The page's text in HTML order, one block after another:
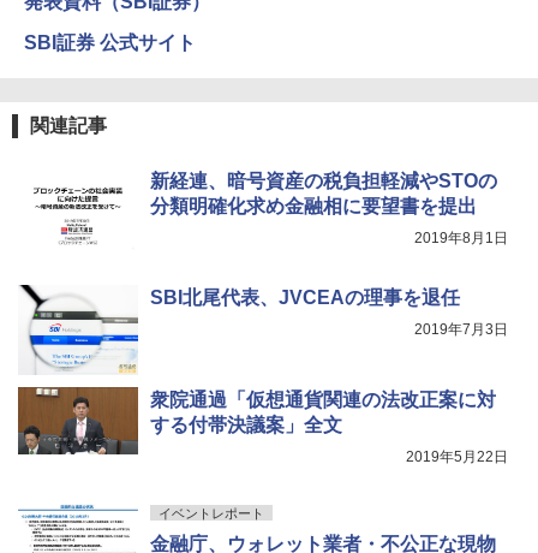
SBI証券 公式サイト
関連記事
新経連、暗号資産の税負担軽減やSTOの
分類明確化求め金融相に要望書を提出
2019年8月1日
SBI北尾代表、JVCEAの理事を退任
2019年7月3日
衆院通過「仮想通貨関連の法改正案に対
する付帯決議案」全文
2019年5月22日
イベントレポート
金融庁、ウォレット業者・不公正な現物